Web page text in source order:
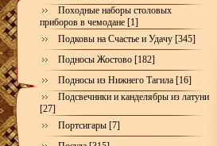
Походные наборы столовых
приборов в чемодане [1]
Подковы на Счастье и Удачу [345]
Подносы Жостово [182]
Подносы из Нижнего Тагила [16]
Подсвечники и канделябры из латуни
[27]
Портсигары [7]